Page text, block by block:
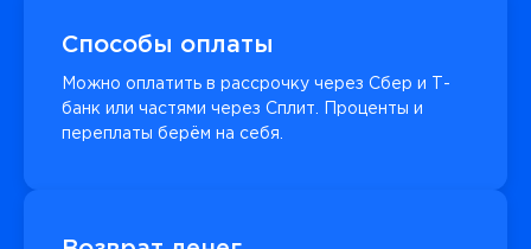
Способы оплаты
Можно оплатить в рассрочку через Сбер и Т-
банк или частями через Сплит. Проценты и
переплаты берём на себя.